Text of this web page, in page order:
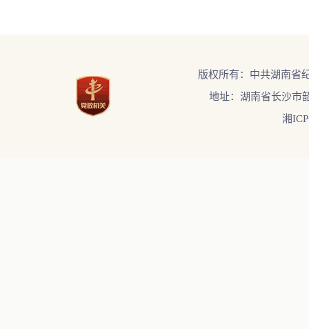
版权所有：中共湖南省
地址：湖南省长沙市
湘